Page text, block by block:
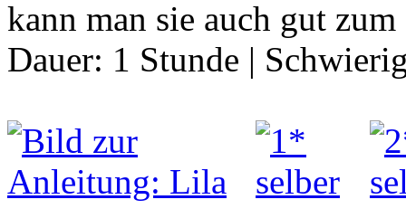
kann man sie auch gut
Dauer: 1 Stunde |